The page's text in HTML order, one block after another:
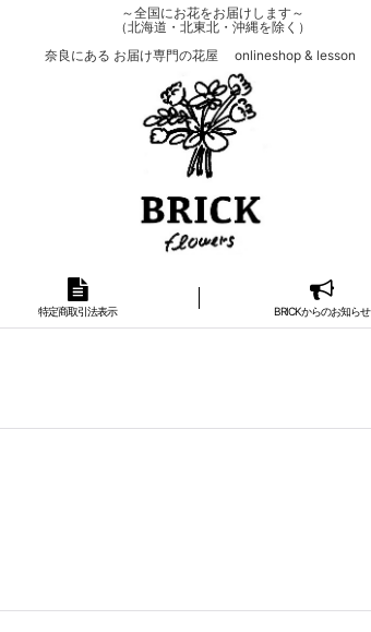
～全国にお花をお届けします～
（北海道・北東北・沖縄を除く）
奈良にある お届け専門の花屋 onlineshop & lesson
特定商取引法表示 BRICKからのお知らせ